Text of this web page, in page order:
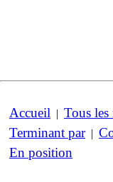
Accueil | Tous les
Terminant par|
En position